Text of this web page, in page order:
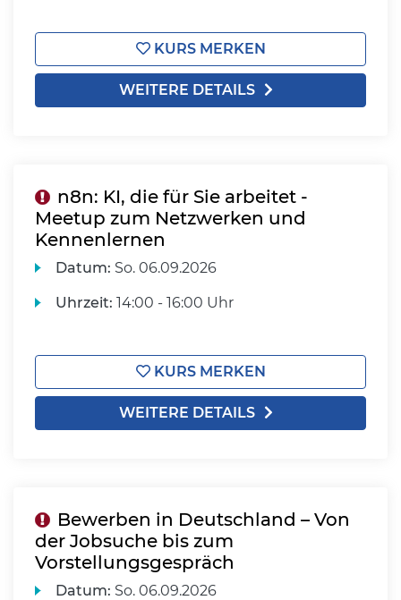
KURS MERKEN
WEITERE DETAILS
n8n: KI, die für Sie arbeitet -
Meetup zum Netzwerken und
Kennenlernen
Datum: So. 06.09.2026
Uhrzeit: 14:00 - 16:00 Uhr
KURS MERKEN
WEITERE DETAILS
Bewerben in Deutschland – Von
der Jobsuche bis zum
Vorstellungsgespräch
Datum: So. 06.09.2026